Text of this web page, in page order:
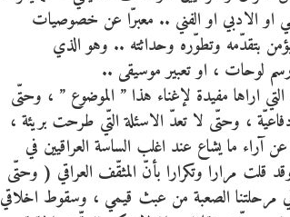
او الادبي او الفني .. معبرّا عن خصوصيات
بتقدّمه وتطوّره وحداثته .. وهو الذي
لوحات ، او تعبير موسيقى ..
اراها مفيدة لإغناء هذا ” الموضوع ” ، وحتّى
، وحتّى لا تعدّ الاسئلة التّي طرحت بريئة ،
آراء ما يشاع عند اغلب الساسة العراقيين في
وقد قلت مرارا وتكرارا بأنّ المثقّف العراقي ( وحتّى
مرحلتنا الصعبة من عبث قيمي ، وسقوط اخلاقي